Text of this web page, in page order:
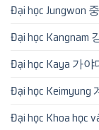
Đại học Jungwon
Đại học Kangnam
Đại học Kaya 가
Đại học Keimyung
Đại học Khoa học